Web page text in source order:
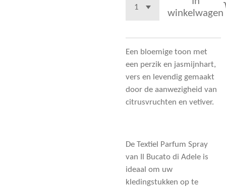
winkelwagen
Een bloemige toon met
een perzik en jasmijnhart,
vers en levendig gemaakt
door de aanwezigheid van
citrusvruchten en vetiver.
De Textiel Parfum Spray
van Il Bucato di Adele is
ideaal om uw
kledingstukken op te